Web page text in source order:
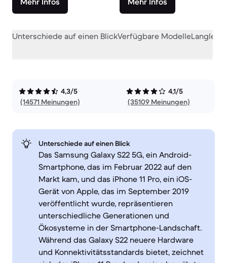
Unterschiede auf einen BlickVerfügbare Modelle
4,3/5
(14571 Meinungen)
4,1/5
(35109 Meinungen)
Unterschiede auf einen Blick
Das Samsung Galaxy S22 5G, ein Android-
Smartphone, das im Februar 2022 auf den
Markt kam, und das iPhone 11 Pro, ein iOS-
Gerät von Apple, das im September 2019
veröffentlicht wurde, repräsentieren
unterschiedliche Generationen und
Ökosysteme in der Smartphone-Landschaft.
Während das Galaxy S22 neuere Hardware
und Konnektivitätsstandards bietet, zeichnet